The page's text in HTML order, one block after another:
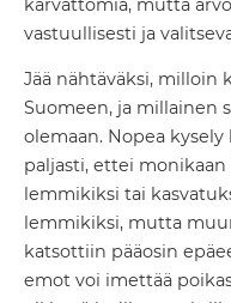
karvattomia, mutta
vastuullisesti ja
Jää nähtäväksi, milloin
Suomeen, ja millainen
olemaan. Nopea
paljasti, ettei
lemmikiksi tai
lemmikiksi, mutta
katsottiin pääosin
emot voi imettää